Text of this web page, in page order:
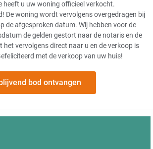
heeft u uw woning officieel verkocht.
De woning wordt vervolgens overgedragen bij
de afgesproken datum. Wij hebben voor de
de gelden gestort naar de notaris en de
het vervolgens direct naar u en de verkoop is
met de verkoop van uw huis!
bod ontvangen